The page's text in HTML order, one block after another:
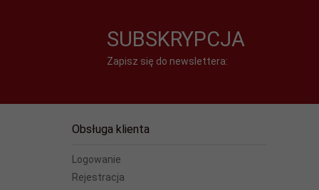
SUBSKRYPCJA
Zapisz się do newslettera:
Obsługa klienta
Logowanie
Rejestracja